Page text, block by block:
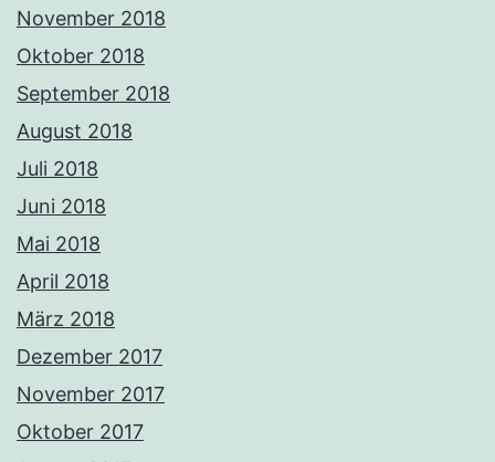
November 2018
Oktober 2018
September 2018
August 2018
Juli 2018
Juni 2018
Mai 2018
April 2018
März 2018
Dezember 2017
November 2017
Oktober 2017